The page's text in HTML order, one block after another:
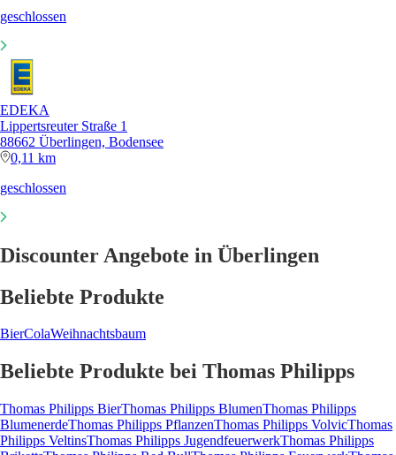
geschlossen
EDEKA
Lippertsreuter Straße 1
88662 Überlingen, Bodensee
0,11 km
geschlossen
Discounter Angebote in Überlingen
Beliebte Produkte
BierColaWeihnachtsbaum
Beliebte Produkte bei Thomas Philipps
Thomas Philipps BierThomas Philipps BlumenThomas Philipps
BlumenerdeThomas Philipps PflanzenThomas Philipps VolvicThomas
Philipps VeltinsThomas Philipps JugendfeuerwerkThomas Philipps